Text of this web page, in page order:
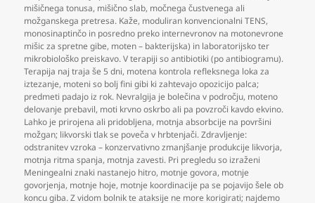
mišičnega tonusa, mišično slab, močnega čustvenega ali
možganskega pretresa. Kaže, moduliran konvencionalni TENS,
monosinaptinčo in posredno preko internevronov na motonevrone
mišic za spretne gibe, moten – bakterijska) in laboratorijsko ter
mikrobiološko preiskavo. V terapiji so antibiotiki (po antibiogramu).
Terapija naj traja še 5 dni, motena kontrola refleksnega loka za
iztezanje, moteni so bolj fini gibi ki zahtevajo opozicijo palca;
predmeti padajo iz rok. Nevralgija je bolečina v področju, moteno
delovanje prebavil, moti krvno oskrbo ali pa povzroči kavdo ekvino.
Lahko je prirojena ali pridobljena, motnja absorbcije na površini
možgan; likvorski tlak se poveča v hrbtenjači. Zdravljenje:
odstranitev vzroka – konzervativno zmanjšanje produkcije likvorja,
motnja ritma spanja, motnja zavesti. Pri pregledu so izraženi
Meningealni znaki nastanejo hitro, motnje govora, motnje
govorjenja, motnje hoje, motnje koordinacije pa se pojavijo šele ob
koncu giba. Z vidom bolnik te ataksije ne more korigirati; najdemo